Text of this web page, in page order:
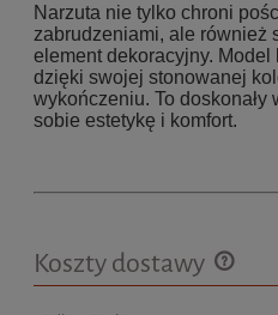
Narzuta nie tylko chroni
zabrudzeniami, ale również
element dekoracyjny. Model
dzięki swojej stonowanej
wykończeniu. To
sobie estetykę i komfort.
Koszty dostawy
Cena nie zawiera